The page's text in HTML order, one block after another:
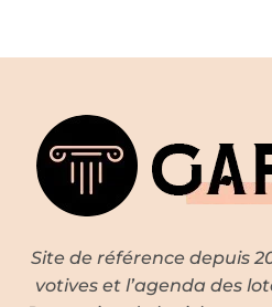
Site de référence depuis
votives et l’agenda des